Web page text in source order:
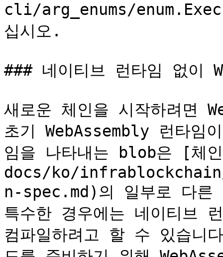
cli/arg_enums/
십시오.
### 네이티브 런타임 없이
새로운 체인을 시작하려면
초기 WebAssembly 런타임
임을 나타내는 blob은 [
docs/ko/
n-spec.md)의 일부로 다른
특수한 경우에는 네이티브
컴파일하려고 할 수 있습